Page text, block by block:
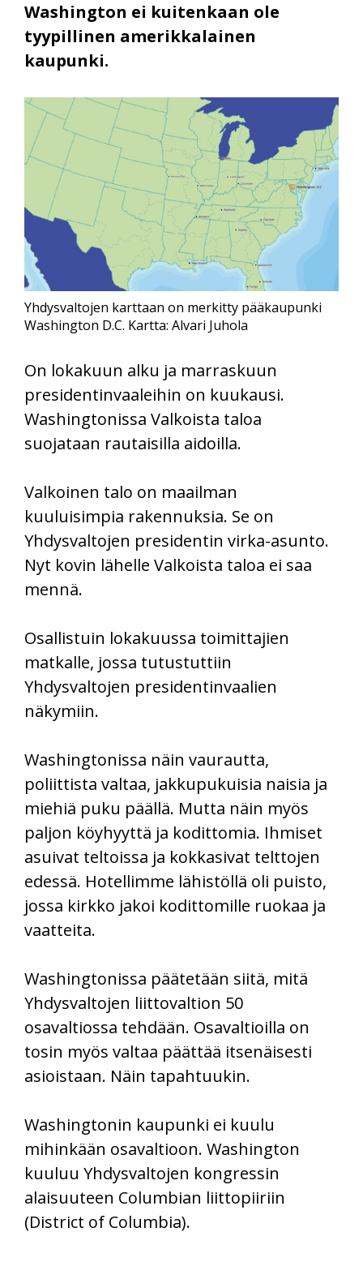
Washington ei kuitenkaan ole
tyypillinen amerikkalainen
kaupunki.
Yhdysvaltojen karttaan on merkitty pääkaupunki
Washington D.C. Kartta: Alvari Juhola
On lokakuun alku ja marraskuun
presidentinvaaleihin on kuukausi.
Washingtonissa Valkoista taloa
suojataan rautaisilla aidoilla.
Valkoinen talo on maailman
kuuluisimpia rakennuksia. Se on
Yhdysvaltojen presidentin virka-asunto.
Nyt kovin lähelle Valkoista taloa ei saa
mennä.
Osallistuin lokakuussa toimittajien
matkalle, jossa tutustuttiin
Yhdysvaltojen presidentinvaalien
näkymiin.
Washingtonissa näin vaurautta,
poliittista valtaa, jakkupukuisia naisia ja
miehiä puku päällä. Mutta näin myös
paljon köyhyyttä ja kodittomia. Ihmiset
asuivat teltoissa ja kokkasivat telttojen
edessä. Hotellimme lähistöllä oli puisto,
jossa kirkko jakoi kodittomille ruokaa ja
vaatteita.
Washingtonissa päätetään siitä, mitä
Yhdysvaltojen liittovaltion 50
osavaltiossa tehdään. Osavaltioilla on
tosin myös valtaa päättää itsenäisesti
asioistaan. Näin tapahtuukin.
Washingtonin kaupunki ei kuulu
mihinkään osavaltioon. Washington
kuuluu Yhdysvaltojen kongressin
alaisuuteen Columbian liittopiiriin
(District of Columbia).